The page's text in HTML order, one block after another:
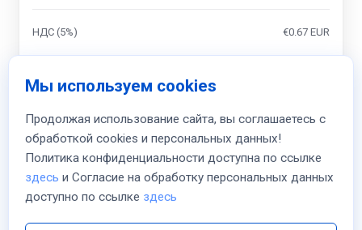
НДС (5%) €0.67 EUR
Итого
К оплате сегодня
€13.99 EUR
Мы используем cookies
Продолжая использование сайта, вы соглашаетесь с
обработкой cookies и персональных данных!
Политика конфиденциальности доступна по ссылке
здесь и Согласие на обработку персональных данных
доступно по ссылке здесь